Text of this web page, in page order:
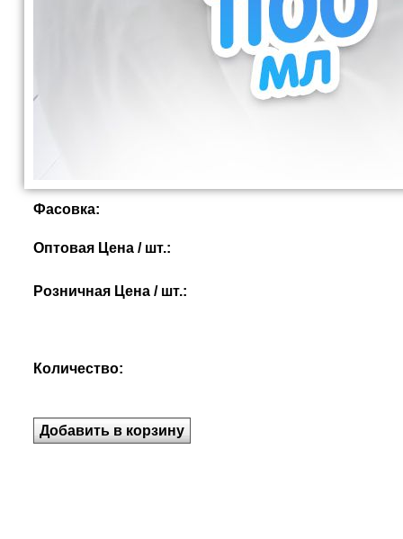
Фасовка:
Оптовая Цена / шт.:
Розничная Цена / шт.:
Количество: